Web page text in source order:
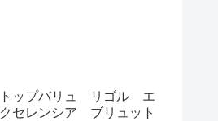
トップバリュ リゴル エ
クセレンシア ブリュット